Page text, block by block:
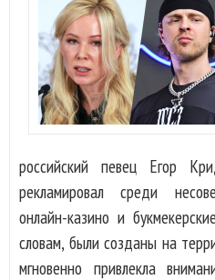
российский певец Егор
рекламировал среди
онлайн-казино и
словам, были созданы на
мгновенно привлекла